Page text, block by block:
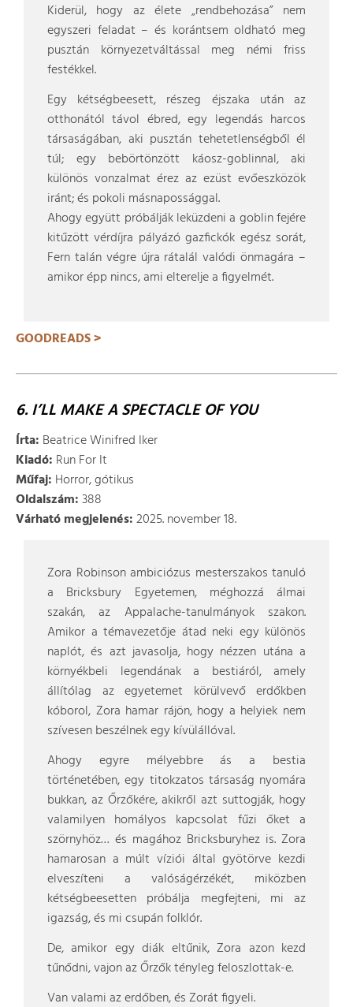
Kiderül, hogy az élete „rendbehozása” nem
egyszeri feladat – és korántsem oldható meg
pusztán környezetváltással meg némi friss
festékkel.
Egy kétségbeesett, részeg éjszaka után az
otthonától távol ébred, egy legendás harcos
társaságában, aki pusztán tehetetlenségből él
túl; egy bebörtönzött káosz-goblinnal, aki
különös vonzalmat érez az ezüst evőeszközök
iránt; és pokoli másnapossággal.
Ahogy együtt próbálják leküzdeni a goblin fejére
kitűzött vérdíjra pályázó gazfickók egész sorát,
Fern talán végre újra rátalál valódi önmagára –
amikor épp nincs, ami elterelje a figyelmét.
GOODREADS >
6. I’LL MAKE A SPECTACLE OF YOU
Írta: Beatrice Winifred Iker
Kiadó: Run For It
Műfaj: Horror, gótikus
Oldalszám:388
Várható megjelenés:2025. november 18.
Zora Robinson ambiciózus mesterszakos tanuló
a Bricksbury Egyetemen, méghozzá álmai
szakán, az Appalache-tanulmányok szakon.
Amikor a témavezetője átad neki egy különös
naplót, és azt javasolja, hogy nézzen utána a
környékbeli legendának a bestiáról, amely
állítólag az egyetemet körülvevő erdőkben
kóborol, Zora hamar rájön, hogy a helyiek nem
szívesen beszélnek egy kívülállóval.
Ahogy egyre mélyebbre ás a bestia
történetében, egy titokzatos társaság nyomára
bukkan, az Őrzőkére, akikről azt suttogják, hogy
valamilyen homályos kapcsolat fűzi őket a
szörnyhöz… és magához Bricksburyhez is. Zora
hamarosan a múlt víziói által gyötörve kezdi
elveszíteni a valóságérzékét, miközben
kétségbeesetten próbálja megfejteni, mi az
igazság, és mi csupán folklór.
De, amikor egy diák eltűnik, Zora azon kezd
tűnődni, vajon az Őrzők tényleg feloszlottak-e.
Van valami az erdőben, és Zorát figyeli.